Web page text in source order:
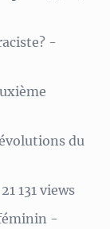
-
du
131 views
-